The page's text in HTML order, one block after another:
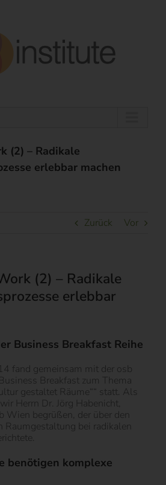
(2) – Radikale
erlebbar machen
Zurück Vor
(2) – Radikale
erlebbar
Business Breakfast Reihe
fand gemeinsam mit der osb
Breakfast zum Thema
gestaltet Räume““ statt. Als
Herrn Dr. Jörg Habenicht,
Wien begrüßen, der über den
bei radikalen
benötigen komplexe